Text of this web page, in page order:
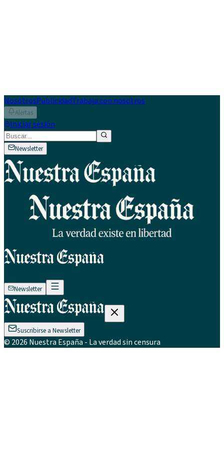
NosotrosPublicidadTrabaja con nosotros
Alertas
Iniciar sesión
Newsletter
Newsletter
Suscribirse a Newsletter
© 2026 Nuestra España - La verdad sin censura